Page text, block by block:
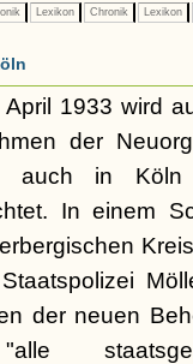
Lexikon Chronik Lexikon
1933 wird
der
auch in Köln
In einem
der neuen